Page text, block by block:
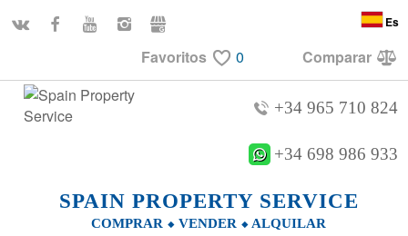
Favoritos 0 Comparar
Es
SPAIN PROPERTY SERVICE
COMPRAR ⬥ VENDER ⬥ ALQUILAR
+34 965 710 824
+34 698 986 933